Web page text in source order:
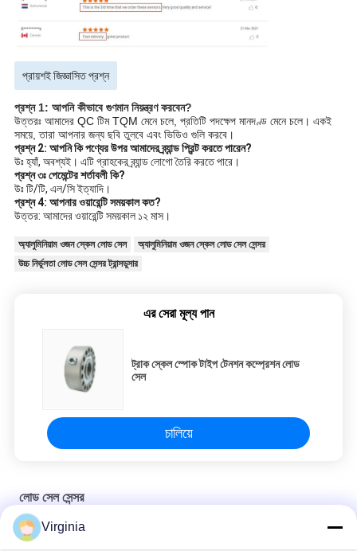
প্রায়শই জিজ্ঞাসিত প্রশ্ন
প্রশ্ন 1: আপনি কীভাবে গুণমান নিয়ন্ত্রণ করবেন?
উত্তরঃ আমাদের QC টিম TQM মেনে চলে, প্রতিটি পদক্ষেপ মানদণ্ড মেনে চলে। একই
সময়ে, তারা আপনার জন্য ছবি তুলবে এবং ভিডিও গুলি করবে।
প্রশ্ন 2: আপনি কি পণ্যের উপর আমাদের ব্র্যান্ড প্রিন্ট করতে পারেন?
উঃ হ্যাঁ, অবশ্যই। এটি গ্রাহকের ব্র্যান্ড লোগো তৈরি করতে পারে।
প্রশ্ন ৩ঃ পেমেন্টের শর্তাবলী কি?
উঃ টি/টি, এল/সি ইত্যাদি।
প্রশ্ন 4: আপনার ওয়ারেন্টি সময়কাল কত?
উত্তর: আমাদের ওয়ারেন্টি সময়কাল ১২ মাস।
অ্যালুমিনিয়াম ওজন স্কেল লোড সেল
অ্যালুমিনিয়াম ওজন স্কেল লোড সেল সেন্সর
উচ্চ নির্ভুলতা লোড সেল সেন্সর ট্রান্সডুসার
এর সেরা মূল্য পান
ট্রাক স্কেল স্পোক টাইপ টেনশন কম্প্রেশন লোড
সেল
চালিয়ে
লোড সেল সেন্সর
কম্প্রেশন লোড সেল, কলাম প্রকার, ১৫ টন/৩০ টন/৫০ টন থেকে ২০০ টন
Virginia